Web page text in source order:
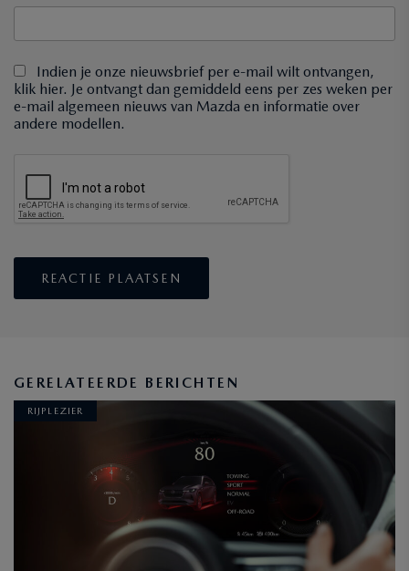
Indien je onze nieuwsbrief per e-mail wilt ontvangen,
klik hier. Je ontvangt dan gemiddeld eens per zes weken per
e-mail algemeen nieuws van Mazda en informatie over
andere modellen.
GERELATEERDE BERICHTEN
RIJPLEZIER